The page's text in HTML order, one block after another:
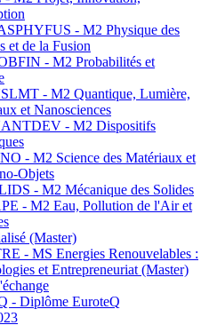
- M2 Physique des
et de la Fusion
- M2 Probabilités et
- M2 Quantique, Lumière,
et Nanosciences
- M2 Dispositifs
- M2 Science des Matériaux et
Objets
- M2 Mécanique des Solides
- M2 Eau, Pollution de l'Air et
(Master)
- MS Energies Renouvelables :
et Entrepreneuriat (Master)
- Diplôme EuroteQ